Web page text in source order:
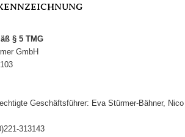
§ 5 TMG
GmbH
Geschäftsführer: Eva Stürmer-Bähner,
313143